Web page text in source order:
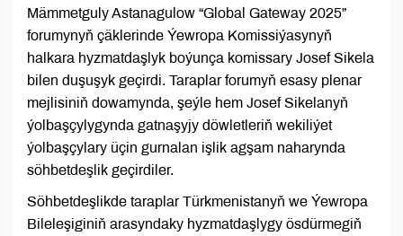
Mämmetguly Astanagulow “Global Gateway 2025”
forumynyň çäklerinde Ýewropa Komissiýasynyň
halkara hyzmatdaşlyk boýunça komissary Josef Sikela
bilen duşuşyk geçirdi. Taraplar forumyň esasy plenar
mejlisiniň dowamynda, şeýle hem Josef Sikelanyň
ýolbaşçylygynda gatnaşyjy döwletleriň wekiliýet
ýolbaşçylary üçin gurnalan işlik agşam naharynda
söhbetdeşlik geçirdiler.
Söhbetdeşlikde taraplar Türkmenistanyň we Ýewropa
Bileleşiginiň arasyndaky hyzmatdaşlygy ösdürmegiň